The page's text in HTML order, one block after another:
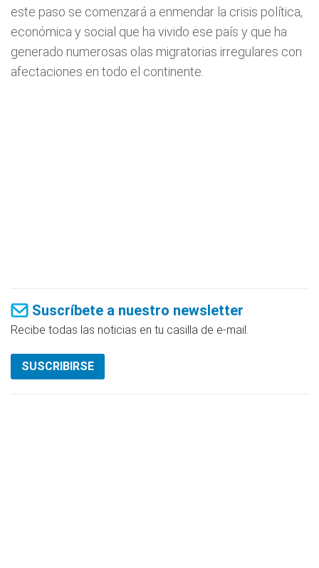
este paso se comenzará a enmendar la crisis política,
económica y social que ha vivido ese país y que ha
generado numerosas olas migratorias irregulares con
afectaciones en todo el continente.
Suscríbete a nuestro newsletter
Recibe todas las noticias en tu casilla de e-mail.
SUSCRIBIRSE